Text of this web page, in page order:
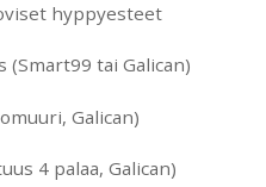
hyppyesteet
(Smart99 tai Galican)
Galican)
4 palaa, Galican)